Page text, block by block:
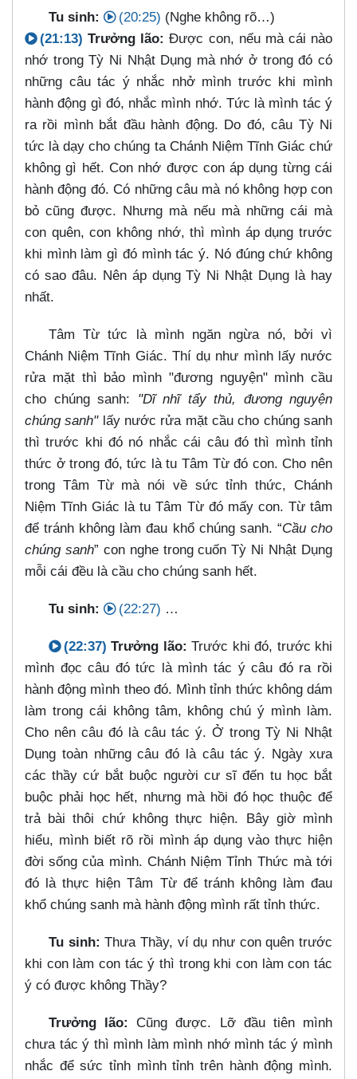
Tu sinh: (20:25) (Nghe không rõ…​)
(21:13) Trưởng lão: Được con, nếu mà cái nào
nhớ trong Tỳ Ni Nhật Dụng mà nhớ ở trong đó có
những câu tác ý nhắc nhở mình trước khi mình
hành động gì đó, nhắc mình nhớ. Tức là mình tác ý
ra rồi mình bắt đầu hành động. Do đó, câu Tỳ Ni
tức là dạy cho chúng ta Chánh Niệm Tĩnh Giác chứ
không gì hết. Con nhớ được con áp dụng từng cái
hành động đó. Có những câu mà nó không hợp con
bỏ cũng được. Nhưng mà nếu mà những cái mà
con quên, con không nhớ, thì mình áp dụng trước
khi mình làm gì đó mình tác ý. Nó đúng chứ không
có sao đâu. Nên áp dụng Tỳ Ni Nhật Dụng là hay
nhất.
Tâm Từ tức là mình ngăn ngừa nó, bởi vì
Chánh Niệm Tĩnh Giác. Thí dụ như mình lấy nước
rửa mặt thì bảo mình "đương nguyện" mình cầu
cho chúng sanh: "Dĩ nhĩ tẩy thủ, đương nguyện
chúng sanh"lấy nước rửa mặt cầu cho chúng sanh
thì trước khi đó nó nhắc cái câu đó thì mình tỉnh
thức ở trong đó, tức là tu Tâm Từ đó con. Cho nên
trong Tâm Từ mà nói về sức tỉnh thức, Chánh
Niệm Tĩnh Giác là tu Tâm Từ đó mấy con. Từ tâm
để tránh không làm đau khổ chúng sanh. “Cầu cho
chúng sanh” con nghe trong cuốn Tỳ Ni Nhật Dụng
mỗi cái đều là cầu cho chúng sanh hết.
Tu sinh: (22:27) …​
(22:37) Trưởng lão: Trước khi đó, trước khi
mình đọc câu đó tức là mình tác ý câu đó ra rồi
hành động mình theo đó. Mình tỉnh thức không dám
làm trong cái không tâm, không chú ý mình làm.
Cho nên câu đó là câu tác ý. Ở trong Tỳ Ni Nhật
Dụng toàn những câu đó là câu tác ý. Ngày xưa
các thầy cứ bắt buộc người cư sĩ đến tu học bắt
buộc phải học hết, nhưng mà hồi đó học thuộc để
trả bài thôi chứ không thực hiện. Bây giờ mình
hiểu, mình biết rõ rồi mình áp dụng vào thực hiện
đời sống của mình. Chánh Niệm Tỉnh Thức mà tới
đó là thực hiện Tâm Từ để tránh không làm đau
khổ chúng sanh mà hành động mình rất tỉnh thức.
Tu sinh: Thưa Thầy, ví dụ như con quên trước
khi con làm con tác ý thì trong khi con làm con tác
ý có được không Thầy?
Trưởng lão:
Cũng được. Lỡ đầu tiên mình
chưa tác ý thì mình làm mình nhớ mình tác ý mình
nhắc để sức tỉnh mình tỉnh trên hành động mình.